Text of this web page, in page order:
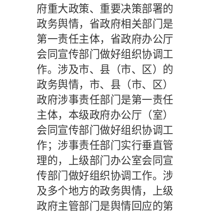
府重大政策、重要决策部署的
政务舆情，省政府相关部门是
第一责任主体，省政府办公厅
会同宣传部门做好组织协调工
作。涉及市、县（市、区）的
政务舆情，市、县（市、区）
政府涉事责任部门是第一责任
主体，本级政府办公厅（室）
会同宣传部门做好组织协调工
作；涉事责任部门实行垂直管
理的，上级部门办公室会同宣
传部门做好组织协调工作。涉
及多个地方的政务舆情，上级
政府主管部门是舆情回应的第